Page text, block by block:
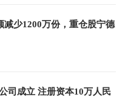
少1200万份，重仓股宁德
司成立 注册资本10万人民